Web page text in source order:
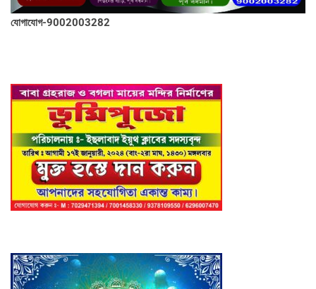
যোগাযোগ-9002003282